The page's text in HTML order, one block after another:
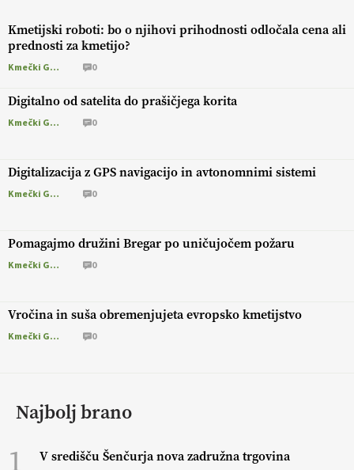
Kmetijski roboti: bo o njihovi prihodnosti odločala cena ali
prednosti za kmetijo?
Kmečki Glas 0
Digitalno od satelita do prašičjega korita
Kmečki Glas 0
Digitalizacija z GPS navigacijo in avtonomnimi sistemi
Kmečki Glas 0
Pomagajmo družini Bregar po uničujočem požaru
Kmečki Glas 0
Vročina in suša obremenjujeta evropsko kmetijstvo
Kmečki Glas 0
Najbolj brano
1 V središču Šenčurja nova zadružna trgovina